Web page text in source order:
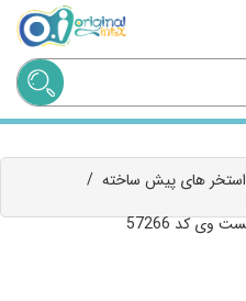
استخر های پیش ساخته /